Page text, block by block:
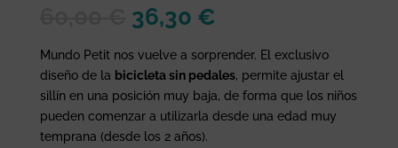
El
precio
original
era:
60,00 €.
36,30 €
actual
es:
36,30 €.
Mundo Petit nos vuelve a sorprender. El exclusivo
diseño de la bicicleta sin pedales, permite ajustar el
sillín en una posición muy baja, de forma que los niños
pueden comenzar a utilizarla desde una edad muy
temprana (desde los 2 años).